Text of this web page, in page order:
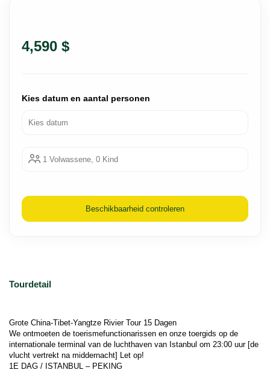
Tourdetail
Grote China-Tibet-Yangtze Rivier Tour 15 Dagen
We ontmoeten de toerismefunctionarissen en onze toergids op de
internationale terminal van de luchthaven van Istanbul om 23:00 uur [de
vlucht vertrekt na middernacht] Let op!
1E DAG / ISTANBUL – PEKING
4,590 $
Kies datum en aantal personen
1 Volwassene, 0 Kind
Beschikbaarheid controleren